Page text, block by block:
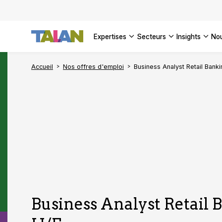
expertises secteurs insights
VOIR
VOIR
Accueil Nos offres d'emploi Business Analyst Retail
Business Analyst Retail